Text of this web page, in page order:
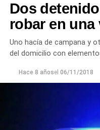
Dos
robar en una
Uno hacía de campana y
del domicilio con
Hace 8 añosel 06/11/2018